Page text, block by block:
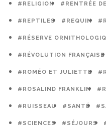
#RELIGION #RENTRÉE
#REPTILES #REQUIN
#RÉSERVE
#RÉVOLUTION FRANÇAISE
#ROMÉO ET JULIETTE
#ROSALIND FRANKLIN
#RUISSEAU #SANTÉ
#SCIENCES #SÉJOURS